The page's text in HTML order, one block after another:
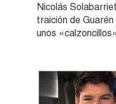
Nicolás
traición de
unos